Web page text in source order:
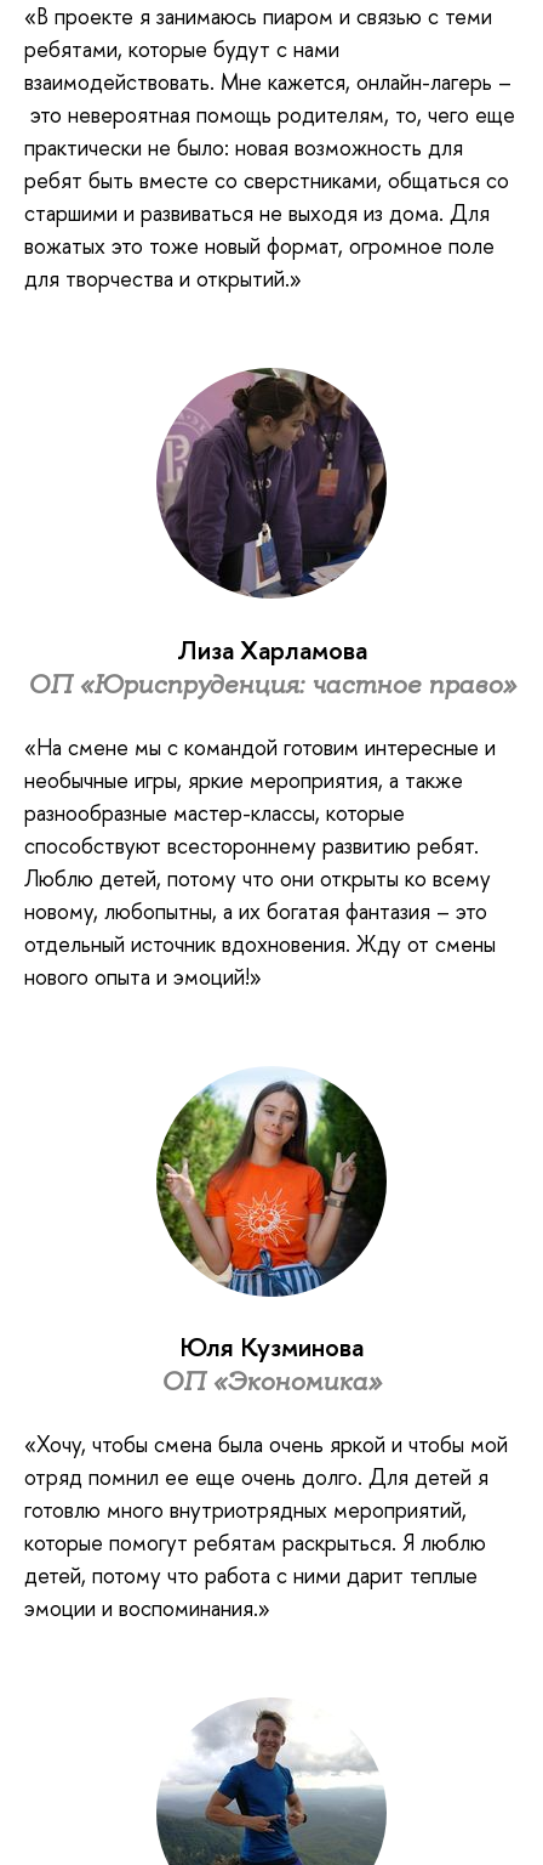
«В проекте я занимаюсь пиаром и связью с теми
ребятами, которые будут с нами
взаимодействовать. Мне кажется, онлайн-лагерь –
это невероятная помощь родителям, то, чего еще
практически не было: новая возможность для
ребят быть вместе со сверстниками, общаться со
старшими и развиваться не выходя из дома. Для
вожатых это тоже новый формат, огромное поле
для творчества и открытий.»
Лиза Харламова
ОП «Юриспруденция: частное право»
«На смене мы с командой готовим интересные и
необычные игры, яркие мероприятия, а также
разнообразные мастер-классы, которые
способствуют всестороннему развитию ребят.
Люблю детей, потому что они открыты ко всему
новому, любопытны, а их богатая фантазия – это
отдельный источник вдохновения. Жду от смены
нового опыта и эмоций!»
Юля Кузминова
ОП «Экономика»
«Хочу, чтобы смена была очень яркой и чтобы мой
отряд помнил ее еще очень долго. Для детей я
готовлю много внутриотрядных мероприятий,
которые помогут ребятам раскрыться. Я люблю
детей, потому что работа с ними дарит теплые
эмоции и воспоминания.»